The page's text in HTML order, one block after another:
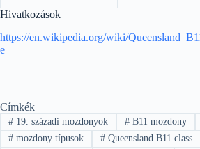
Hivatkozások
https://en.wikipedia.org/wiki/
e
Címkék
#19. századi mozdonyok #B11 mozdony
#mozdony típusok #Queensland B11 class